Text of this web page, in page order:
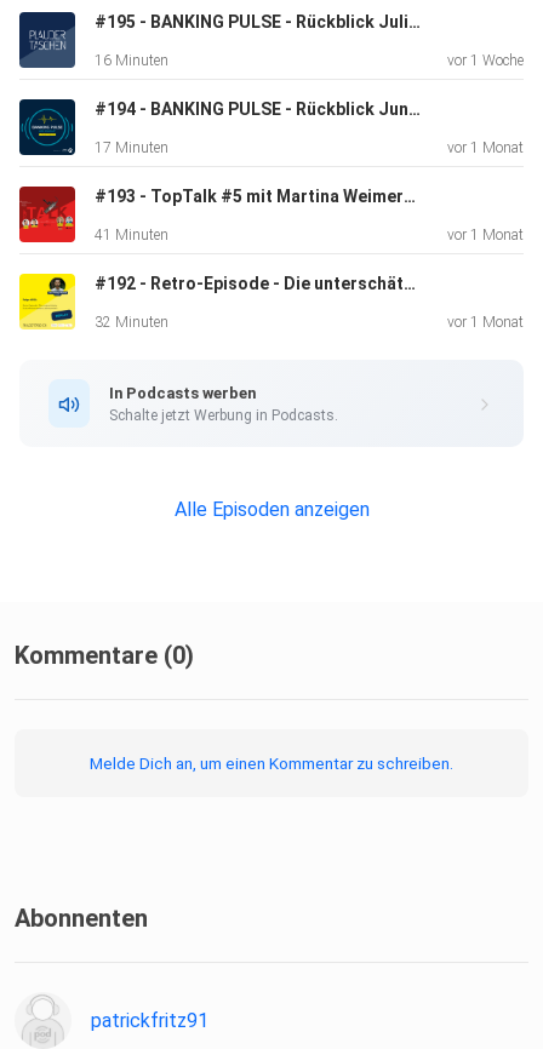
follow?entityUrn=7114161564579975168
Vielen Dank, dass Ihr Teil der Plaudertaschen Community
seid.
Viel Spaß beim Hören!
Fragen, Anregungen und Feedback sehr gerne
#195 - BANKING PULSE - Rückblick Juli | Der Podcast zum monatlichen Newsletter | by Plaudertaschen
16 Minuten vor 1 Woche
#194 - BANKING PULSE - Rückblick Juni | Der Podcast zum monatlichen Newsletter | by Plaudertaschen
17 Minuten vor 1 Monat
#193 - TopTalk #5 mit Martina Weimert und Christian Plaza-Bartsch // WERO
41 Minuten vor 1 Monat
#192 - Retro-Episode - Die unterschätzte Zukunftskompetenz: Achtsamkeit
32 Minuten vor 1 Monat
In Podcasts werben
Schalte jetzt Werbung in Podcasts.
Alle Episoden anzeigen
Kommentare (0)
Melde Dich an, um einen Kommentar zu schreiben.
Abonnenten
patrickfritz91